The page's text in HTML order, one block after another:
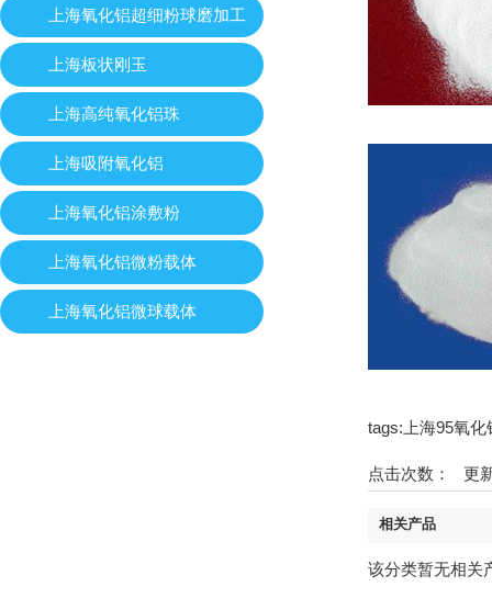
上海氧化铝超细粉球磨加工
上海板状刚玉
上海高纯氧化铝珠
上海吸附氧化铝
上海氧化铝涂敷粉
上海氧化铝微粉载体
上海氧化铝微球载体
tags:上海95氧
点击次数： 更
相关产品
该分类暂无相关